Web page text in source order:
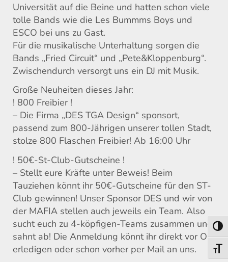
Universität auf die Beine und hatten schon viele
tolle Bands wie die Les Bummms Boys und
ESCO bei uns zu Gast.
Für die musikalische Unterhaltung sorgen die
Bands „Fried Circuit“ und „Pete&Kloppenburg“.
Zwischendurch versorgt uns ein DJ mit Musik.
Große Neuheiten dieses Jahr:
! 800 Freibier !
– Die Firma „DES TGA Design“ sponsort,
passend zum 800-Jährigen unserer tollen Stadt,
stolze 800 Flaschen Freibier! Ab 16:00 Uhr
! 50€-St-Club-Gutscheine !
– Stellt eure Kräfte unter Beweis! Beim
Tauziehen könnt ihr 50€-Gutscheine für den ST-
Club gewinnen! Unser Sponsor DES und wir von
der MAFIA stellen auch jeweils ein Team. Also
sucht euch zu 4-köpfigen-Teams zusammen und
sahnt ab! Die Anmeldung könnt ihr direkt vor Ort
erledigen oder schon vorher per Mail an uns.